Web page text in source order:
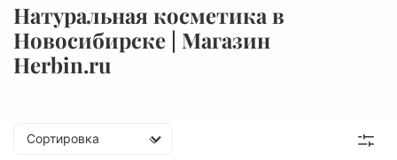
Натуральная косметика в
Новосибирске | Магазин
Herbin.ru
Сортировка